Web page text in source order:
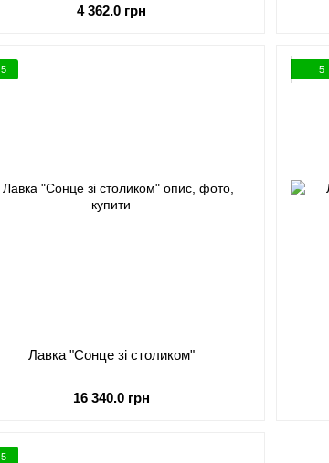
4 362.0 грн
5
Лавка "Сонце зі столиком"
16 340.0 грн
5
5